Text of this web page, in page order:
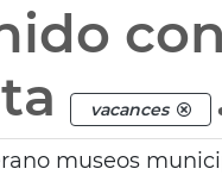
vacances
museos